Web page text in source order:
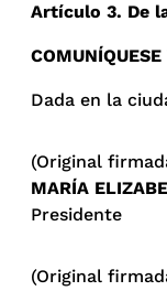
Artículo 3. De
Dada en la
(Original
MARÍA
Presidente
(Original